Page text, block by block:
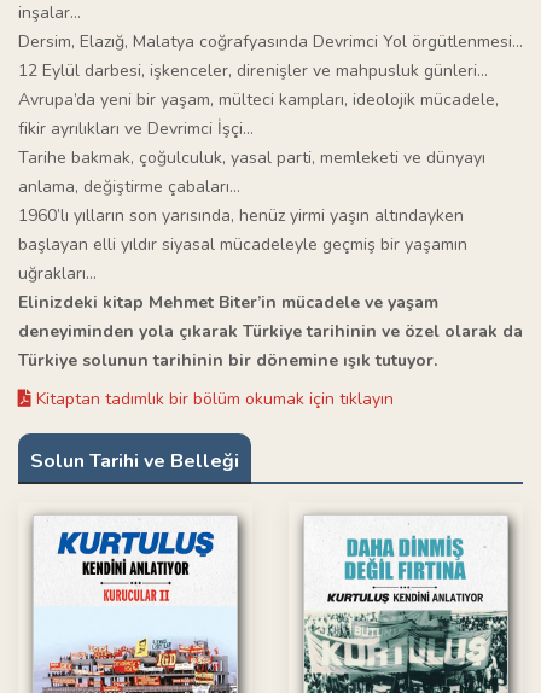
inşalar…
Dersim, Elazığ, Malatya coğrafyasında Devrimci Yol örgütlenmesi…
12 Eylül darbesi, işkenceler, direnişler ve mahpusluk günleri…
Avrupa’da yeni bir yaşam, mülteci kampları, ideolojik mücadele,
fikir ayrılıkları ve Devrimci İşçi…
Tarihe bakmak, çoğulculuk, yasal parti, memleketi ve dünyayı
anlama, değiştirme çabaları…
1960’lı yılların son yarısında, henüz yirmi yaşın altındayken
başlayan elli yıldır siyasal mücadeleyle geçmiş bir yaşamın
uğrakları…
Elinizdeki kitap Mehmet Biter’in mücadele ve yaşam
deneyiminden yola çıkarak Türkiye tarihinin ve özel olarak da
Türkiye solunun tarihinin bir dönemine ışık tutuyor.
Kitaptan tadımlık bir bölüm okumak için tıklayın
Solun Tarihi ve Belleği